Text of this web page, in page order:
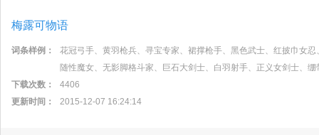
梅露可物语
词条样例：
花冠弓手、黄羽枪兵、寻宝专家、裙撑枪手、黑色武士、红披巾女
随性魔女、无影脚格斗家、巨石大剑士、白羽射手、正义女剑士、
下载次数：
4406
更新时间：
2015-12-07 16:24:14